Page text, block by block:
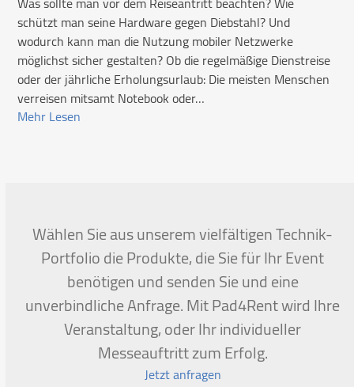
schützt man seine Hardware gegen Diebstahl? Und
wodurch kann man die Nutzung mobiler Netzwerke
möglichst sicher gestalten? Ob die regelmäßige Dienstreise
oder der jährliche Erholungsurlaub: Die meisten Menschen
verreisen mitsamt Notebook oder…
Mehr Lesen
Wählen Sie aus unserem vielfältigen Technik-
Portfolio die Produkte, die Sie für Ihr Event
benötigen und senden Sie und eine
unverbindliche Anfrage. Mit Pad4Rent wird Ihre
Veranstaltung, oder Ihr individueller
Messeauftritt zum Erfolg.
Jetzt anfragen